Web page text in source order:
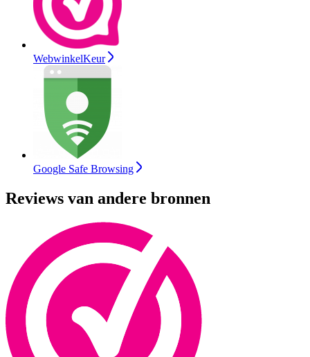
WebwinkelKeur
Google Safe Browsing
Reviews van andere bronnen